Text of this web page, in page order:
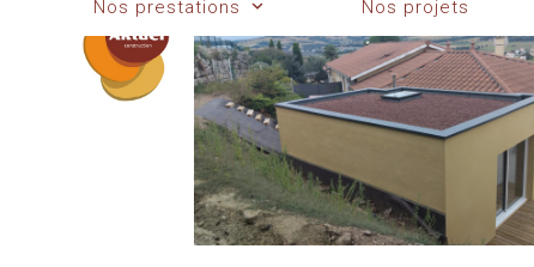
Nos prestations Nos projets